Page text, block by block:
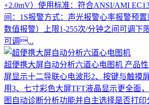
+2.0mV）使用标准：符合ANSI/AMI
间：1S报警方式：声光报警心率报警预
数值报警）上限1-255次/分钟之间可调下
可调...
超便携大屏自动分析六道心电图机 产品
屏显示十二导联心电波形2、按键与触摸
用3、七寸彩色大屏TFT液晶显示更全面
图自动诊断分析功能并自主选择是否打